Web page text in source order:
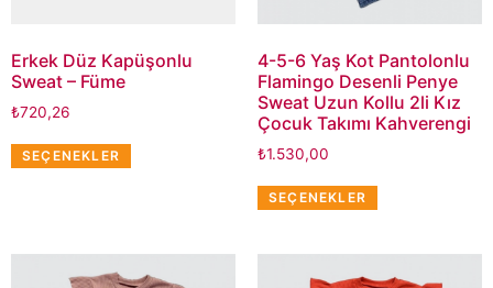
Erkek Düz Kapüşonlu
Sweat – Füme
₺720,26
SEÇENEKLER
4-5-6 Yaş Kot Pantolonlu
Flamingo Desenli Penye
Sweat Uzun Kollu 2li Kız
Çocuk Takımı Kahverengi
₺1.530,00
SEÇENEKLER